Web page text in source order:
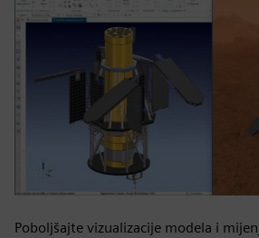
Poboljšajte vizualizacije modela i